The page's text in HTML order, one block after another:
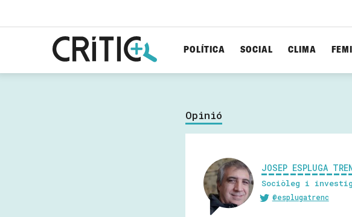
POLÍTICA SOCIAL CLIMA
Opinió
JOSEP ESPLUGA
Sociòleg i
@esplugatrenc